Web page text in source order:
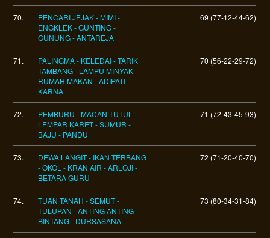
70.
PENCARI JEJAK - MIMI -
ENGKLEK - GUNTING -
GUNUNG - ANTAREJA
69 (77-12-44-62)
71.
PALINGMA - KELEDAI - TARIK
TAMBANG - LAMPU MINYAK -
RUMAH MAKAN - ADIPATI
KARNA
70 (56-22-29-72)
72.
PEMBURU - MACAN TUTUL -
LEMPAR KARET - SUMUR -
BAJU - PANDU
71 (72-43-45-93)
73.
DEWA LANGIT - IKAN TERBANG
- OKOL - KRAN AIR - ARLOJI -
BETARA GURU
72 (71-20-40-70)
74.
TUAN TANAH - SEMUT -
TULUPAN - ANTING ANTING -
BINTANG - DURSASANA
73 (80-34-31-84)